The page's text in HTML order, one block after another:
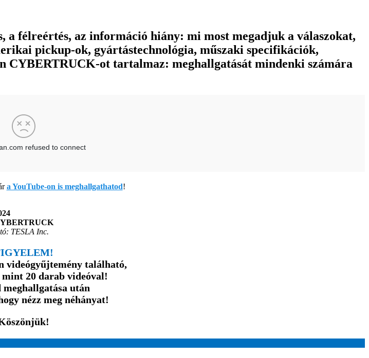
félreértés, az információ hiány: mi most megadjuk a válaszokat,
pickup-ok, gyártástechnológia, műszaki specifikációk,
CYBERTRUCK-ot tartalmaz: meghallgatását mindenki számára
a YouTube-on is meghallgathatod!
TESLA Inc.
videógyűjtemény található,
mint 20 darab videóval!
meghallgatása után
nézz meg néhányat!